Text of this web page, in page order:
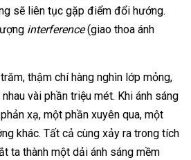
sẽ liên tục gặp điểm đổi hướng.
interference(giao thoa ánh
thậm chí hàng nghìn lớp mỏng,
vài phần triệu mét. Khi ánh sáng
xạ, một phần xuyên qua, một
khác. Tất cả cùng xảy ra trong tích
ta thành một dải ánh sáng mềm